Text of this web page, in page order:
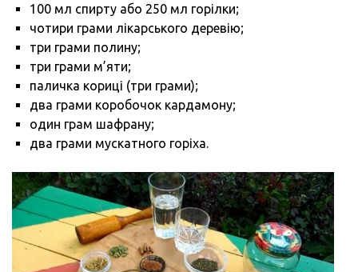
100 мл спирту або 250 мл горілки;
чотири грами лікарського деревію;
три грами полину;
три грами м’яти;
паличка кориці (три грами);
два грами коробочок кардамону;
один грам шафрану;
два грами мускатного горіха.